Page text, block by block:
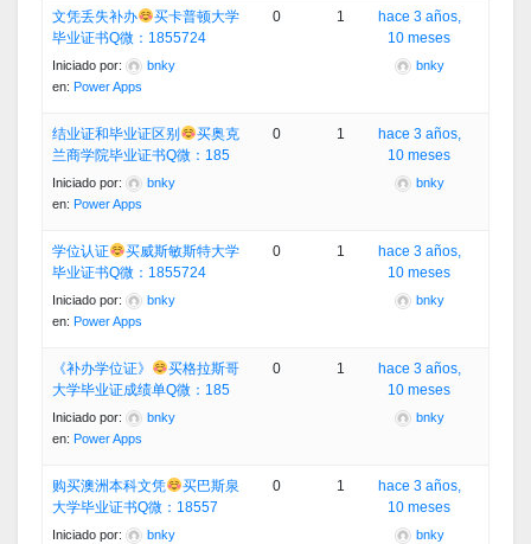
文凭丢失补办
买卡普顿大学
毕业证书Q微：1855724
Iniciado por:
bnky
en: Power Apps
0 1
hace 3 años,
10 meses
bnky
结业证和毕业证区别
买奥克
兰商学院毕业证书Q微：185
Iniciado por:
bnky
en: Power Apps
0 1
hace 3 años,
10 meses
bnky
学位认证
买威斯敏斯特大学
毕业证书Q微：1855724
Iniciado por:
bnky
en: Power Apps
0 1
hace 3 años,
10 meses
bnky
《补办学位证》
买格拉斯哥
大学毕业证成绩单Q微：185
Iniciado por:
bnky
en: Power Apps
0 1
hace 3 años,
10 meses
bnky
购买澳洲本科文凭
买巴斯泉
大学毕业证书Q微：18557
Iniciado por:
bnky
0 1
hace 3 años,
10 meses
bnky